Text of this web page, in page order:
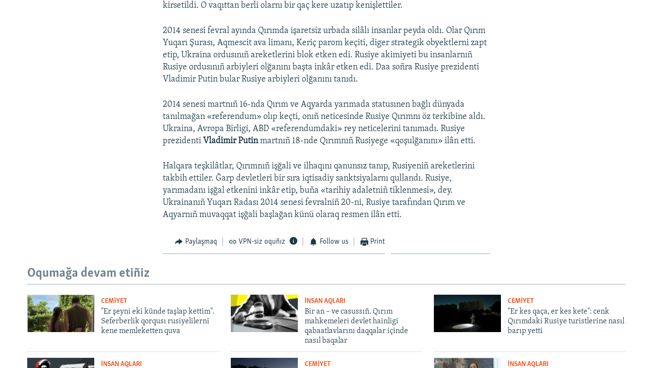
kirsetildi. O vaqıttan berli olarnı bir qaç kere uzatıp kenişlettiler.
2014 senesi fevral ayında Qırımda işaretsiz urbada silâlı insanlar peyda oldı. Olar Qırım
Yuqarı Şurası, Aqmescit ava limanı, Keriç parom keçiti, diger strategik obyektlerni zapt
etip, Ukraina ordusınıñ areketlerini blok etken edi. Rusiye akimiyeti bu insanlarnıñ
Rusiye ordusınıñ arbiyleri olğanını başta inkâr etken edi. Daa soñra Rusiye prezidenti
Vladimir Putin bular Rusiye arbiyleri olğanını tanıdı.
2014 senesi martnıñ 16-nda Qırım ve Aqyarda yarımada statusınen bağlı dünyada
tanılmağan «referendum» olıp keçti, onıñ neticesinde Rusiye Qırımnı öz terkibine aldı.
Ukraina, Avropa Birligi, ABD «referendumdaki» rey neticelerini tanımadı. Rusiye
prezidenti Vladimir Putinmartnıñ 18-nde Qırımnıñ Rusiyege «qoşulğanını» ilân etti.
Halqara teşkilâtlar, Qırımnıñ işğali ve ilhaqını qanunsız tanıp, Rusiyeniñ areketlerini
takbih ettiler. Ğarp devletleri bir sıra iqtisadiy sanktsiyalarnı qullandı. Rusiye,
yarımadanı işğal etkenini inkâr etip, buña «tarihiy adaletniñ tiklenmesi», dey.
Ukrainanıñ Yuqarı Radası 2014 senesi fevralniñ 20-ni, Rusiye tarafından Qırım ve
Aqyarnıñ muvaqqat işğali başlağan künü olaraq resmen ilân etti.
Paylaşmaq VPN-siz oquñız Follow us Print
Oqumağa devam etiñiz
CEMİYET
"Er şeyni eki künde taşlap kettim".
Seferberlik qorqusı rusiyelilerni
kene memleketten quva
İNSAN AQLARI
Bir an – ve casussıñ. Qırım
mahkemeleri devlet hainligi
qabaatlavlarını daqqalar içinde
nasıl baqalar
CEMİYET
"Er kes qaça, er kes kete": cenk
Qırımdaki Rusiye turistlerine nasıl
barıp yetti
İNSAN AQLARI CEMİYET İNSAN AQLARI